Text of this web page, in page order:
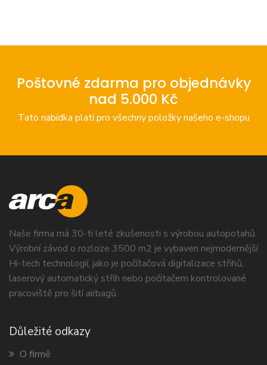
Poštovné zdarma pro objednávky
nad 5.000 Kč
Tato nabídka platí pro všechny položky našeho e-shopu
Naše firma má 30-ti leté zkušenosti s výrobou autopotahů.
Výrobní závod o rozloze 3500 m2 je vybaven nejmodernější
Hi-tech technologií, jako je počítačová digitalizace střihů,
laserový automatický střih nebo počítačem kontrolované
pracoviště pro šití airbagů.
Důležité odkazy
O firmě